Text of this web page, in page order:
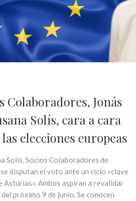
Colaboradores, Jonás
Solís, cara a cara
elecciones europeas
Solís, Socios Colaboradores de
disputan el voto ante un ciclo «clave
Ambos aspiran a revalidar
próximo 9 de junio. Se conocen